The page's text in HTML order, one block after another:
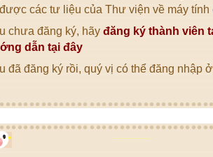
các tư liệu của Thư viện về máy tính
chưa đăng ký, hãy đăng ký thành viên
dẫn tại đây
đã đăng ký rồi, quý vị có thể đăng nhập